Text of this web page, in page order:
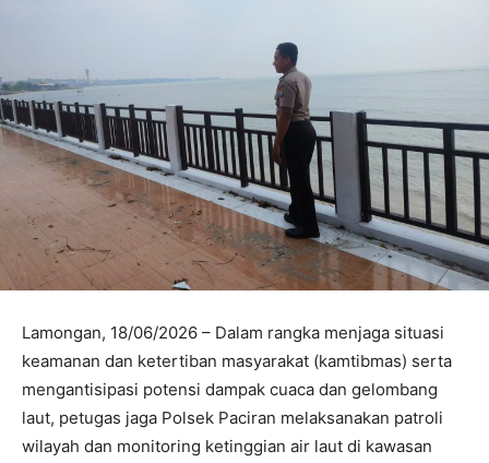
Lamongan, 18/06/2026 – Dalam rangka menjaga situasi
keamanan dan ketertiban masyarakat (kamtibmas) serta
mengantisipasi potensi dampak cuaca dan gelombang
laut, petugas jaga Polsek Paciran melaksanakan patroli
wilayah dan monitoring ketinggian air laut di kawasan